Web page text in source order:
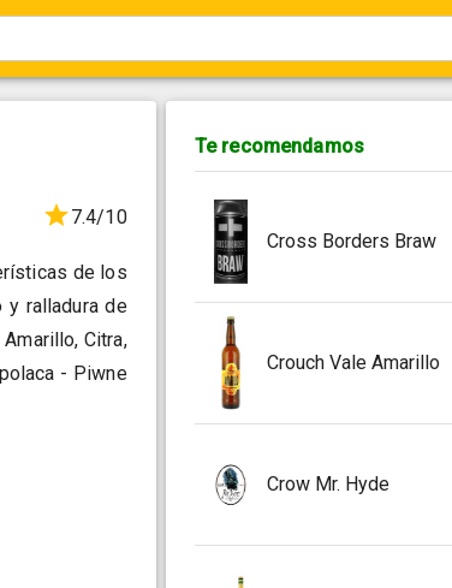
7.4/10
de los
y ralladura de
Citra,
- Piwne
Te recomendamos
Cross Borders Braw
Crouch Vale Amarillo
Crow Mr. Hyde